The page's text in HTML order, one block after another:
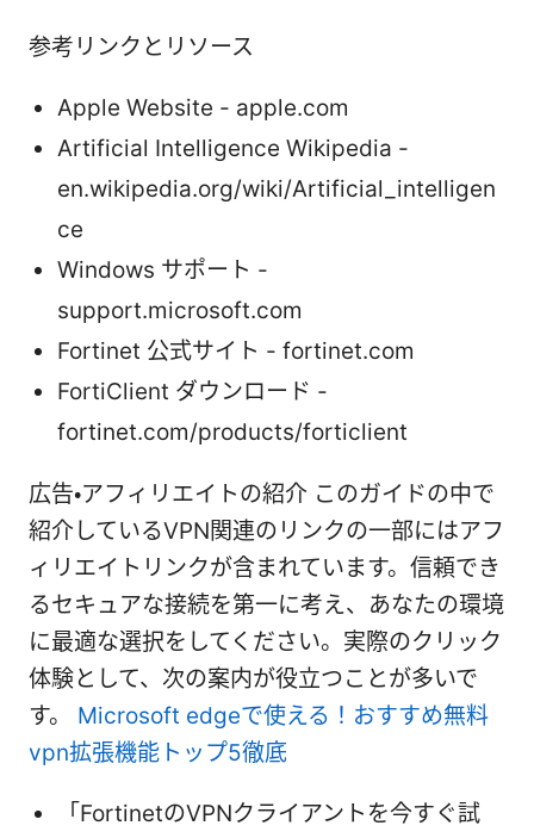
参考リンクとリソース
Apple Website - apple.com
Artificial Intelligence Wikipedia -
en.wikipedia.org/wiki/Artificial_intelligen
ce
Windows サポート -
support.microsoft.com
Fortinet 公式サイト - fortinet.com
FortiClient ダウンロード -
fortinet.com/products/forticlient
広告・アフィリエイトの紹介 このガイドの中で
紹介しているVPN関連のリンクの一部にはアフ
ィリエイトリンクが含まれています。信頼でき
るセキュアな接続を第一に考え、あなたの環境
に最適な選択をしてください。実際のクリック
体験として、次の案内が役立つことが多いで
す。 Microsoft edgeで使える！おすすめ無料
vpn拡張機能トップ5徹底
「FortinetのVPNクライアントを今すぐ試